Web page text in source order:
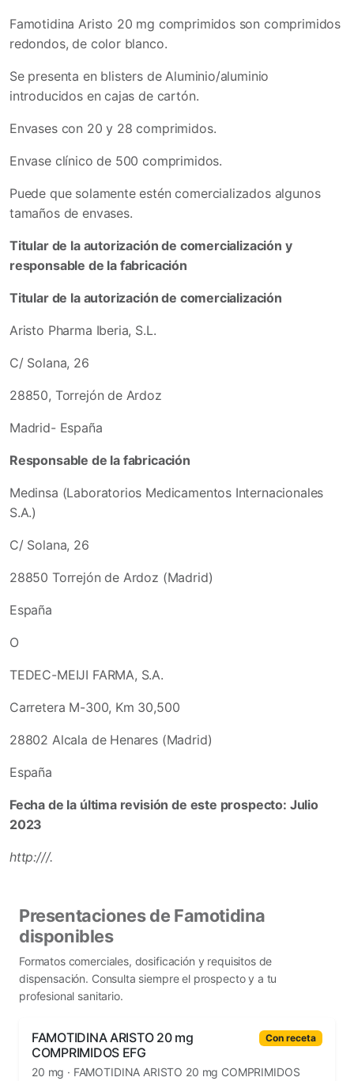
Famotidina Aristo 20 mg comprimidos son comprimidos
redondos, de color blanco.
Se presenta en blisters de Aluminio/aluminio
introducidos en cajas de cartón.
Envases con 20 y 28 comprimidos.
Envase clínico de 500 comprimidos.
Puede que solamente estén comercializados algunos
tamaños de envases.
Titular de la autorización de comercialización y
responsable de la fabricación
Titular de la autorización de comercialización
Aristo Pharma Iberia, S.L.
C/ Solana, 26
28850, Torrejón de Ardoz
Madrid- España
Responsable de la fabricación
Medinsa (Laboratorios Medicamentos Internacionales
S.A.)
C/ Solana, 26
28850 Torrejón de Ardoz (Madrid)
España
O
TEDEC-MEIJI FARMA, S.A.
Carretera M-300, Km 30,500
28802 Alcala de Henares (Madrid)
España
Fecha de la última revisión de este prospecto: Julio
2023
http:///.
Presentaciones de Famotidina
disponibles
Formatos comerciales, dosificación y requisitos de
dispensación. Consulta siempre el prospecto y a tu
profesional sanitario.
FAMOTIDINA ARISTO 20 mg
COMPRIMIDOS EFG
Con receta
20 mg · FAMOTIDINA ARISTO 20 mg COMPRIMIDOS